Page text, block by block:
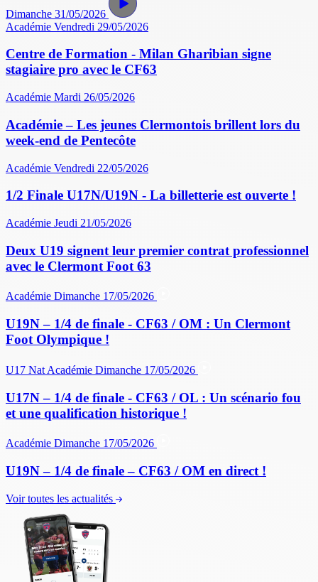
Dimanche 31/05/2026
Académie Vendredi 29/05/2026
Centre de Formation - Milan Gharibian signe
stagiaire pro avec le CF63
Académie Mardi 26/05/2026
Académie – Les jeunes Clermontois brillent lors du
week-end de Pentecôte
Académie Vendredi 22/05/2026
1/2 Finale U17N/U19N - La billetterie est ouverte !
Académie Jeudi 21/05/2026
Deux U19 signent leur premier contrat professionnel
avec le Clermont Foot 63
Académie Dimanche 17/05/2026
U19N – 1/4 de finale - CF63 / OM : Un Clermont
Foot Olympique !
U17 Nat Académie Dimanche 17/05/2026
U17N – 1/4 de finale - CF63 / OL : Un scénario fou
et une qualification historique !
Académie Dimanche 17/05/2026
U19N – 1/4 de finale – CF63 / OM en direct !
Voir toutes les actualités